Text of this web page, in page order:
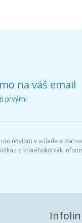
na váš email
prvými
účelom v súlade s
z ktoréhokoľvek